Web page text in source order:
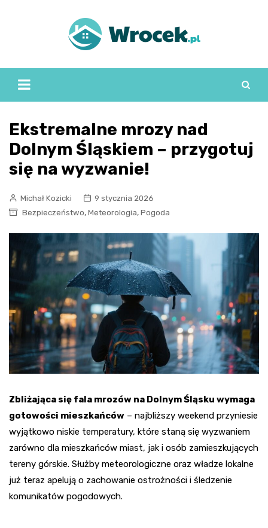
Ekstremalne mrozy nad
Dolnym Śląskiem – przygotuj
się na wyzwanie!
Michał Kozicki
9 stycznia 2026
Bezpieczeństwo, Meteorologia, Pogoda
Zbliżająca się fala mrozów na Dolnym Śląsku wymaga
gotowości mieszkańców – najbliższy weekend przyniesie
wyjątkowo niskie temperatury, które staną się wyzwaniem
zarówno dla mieszkańców miast, jak i osób zamieszkujących
tereny górskie. Służby meteorologiczne oraz władze lokalne
już teraz apelują o zachowanie ostrożności i śledzenie
komunikatów pogodowych.